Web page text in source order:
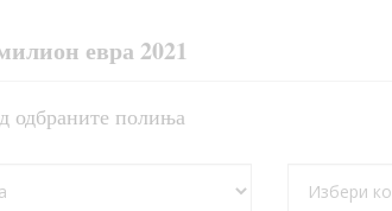
евра 2021
одбраните полиња